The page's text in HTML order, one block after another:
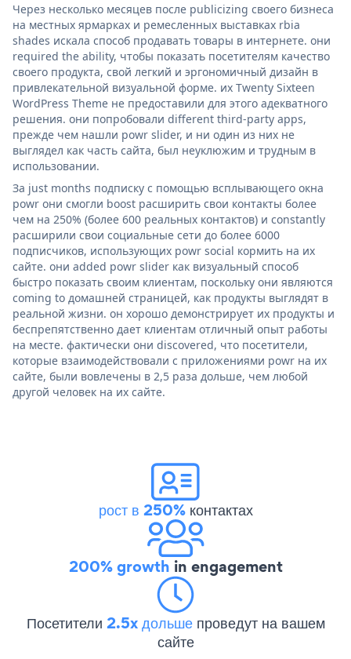
Через несколько месяцев после publicizing своего бизнеса
на местных ярмарках и ремесленных выставках rbia
shades искала способ продавать товары в интернете. они
required the ability, чтобы показать посетителям качество
своего продукта, свой легкий и эргономичный дизайн в
привлекательной визуальной форме. их Twenty Sixteen
WordPress Theme не предоставили для этого адекватного
решения. они попробовали different third-party apps,
прежде чем нашли powr slider, и ни один из них не
выглядел как часть сайта, был неуклюжим и трудным в
использовании.
За just months подписку с помощью всплывающего окна
powr они смогли boost расширить свои контакты более
чем на 250% (более 600 реальных контактов) и constantly
расширили свои социальные сети до более 6000
подписчиков, использующих powr social кормить на их
сайте. они added powr slider как визуальный способ
быстро показать своим клиентам, поскольку они являются
coming to домашней страницей, как продукты выглядят в
реальной жизни. он хорошо демонстрирует их продукты и
беспрепятственно дает клиентам отличный опыт работы
на месте. фактически они discovered, что посетители,
которые взаимодействовали с приложениями powr на их
сайте, были вовлечены в 2,5 раза дольше, чем любой
другой человек на их сайте.
рост в 250%контактах
200% growth in engagement
Посетители 2.5x дольше проведут на вашем
сайте